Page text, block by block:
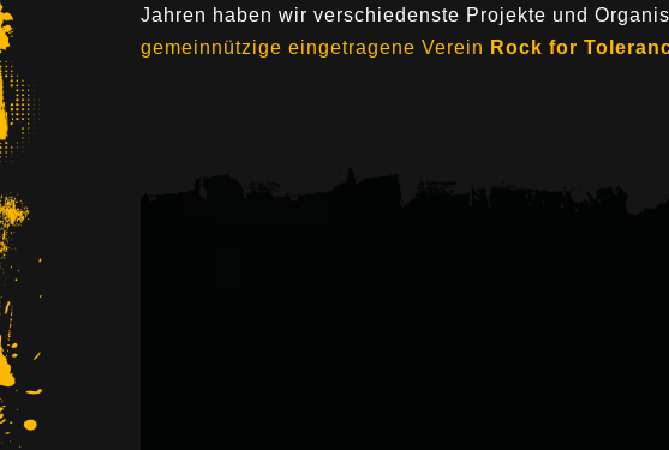
Jahren haben wir verschiedenste Projekte und
gemeinnützige eingetragene Verein Rock for